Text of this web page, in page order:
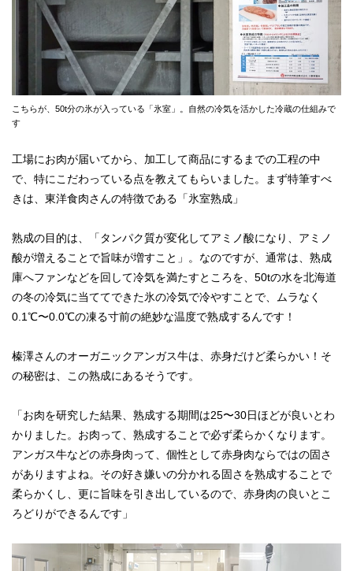
こちらが、50t分の氷が入っている「氷室」。自然の冷気を活かした冷蔵の仕組みで
す
工場にお肉が届いてから、加工して商品にするまでの工程の中
で、特にこだわっている点を教えてもらいました。まず特筆すべ
きは、東洋食肉さんの特徴である「氷室熟成」
熟成の目的は、「タンパク質が変化してアミノ酸になり、アミノ
酸が増えることで旨味が増すこと」。なのですが、通常は、熟成
庫へファンなどを回して冷気を満たすところを、50tの水を北海道
の冬の冷気に当ててできた氷の冷気で冷やすことで、ムラなく
0.1℃〜0.0℃の凍る寸前の絶妙な温度で熟成するんです！
榛澤さんのオーガニックアンガス牛は、赤身だけど柔らかい！そ
の秘密は、この熟成にあるそうです。
「お肉を研究した結果、熟成する期間は25〜30日ほどが良いとわ
かりました。お肉って、熟成することで必ず柔らかくなります。
アンガス牛などの赤身肉って、個性として赤身肉ならではの固さ
がありますよね。その好き嫌いの分かれる固さを熟成することで
柔らかくし、更に旨味を引き出しているので、赤身肉の良いとこ
ろどりができるんです」